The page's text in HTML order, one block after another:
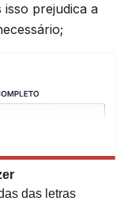
prejudica a
das letras